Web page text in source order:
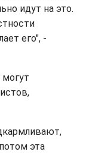
идут на это.
его", -
эта